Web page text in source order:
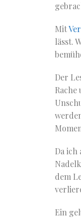
Mit
lässt.
Der
Da ich
dem
Ein